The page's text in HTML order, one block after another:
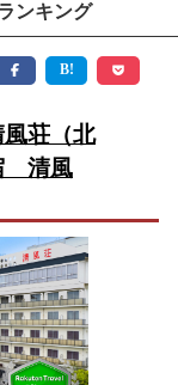
ンキング
荘（北
清風